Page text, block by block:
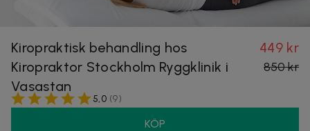
Kiropraktisk behandling hos
Kiropraktor Stockholm Ryggklinik i
Vasastan
449 kr
850 kr
5,0 (9)
KÖP